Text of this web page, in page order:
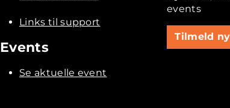
Links til support
Events
Se aktuelle event
events
Tilmeld